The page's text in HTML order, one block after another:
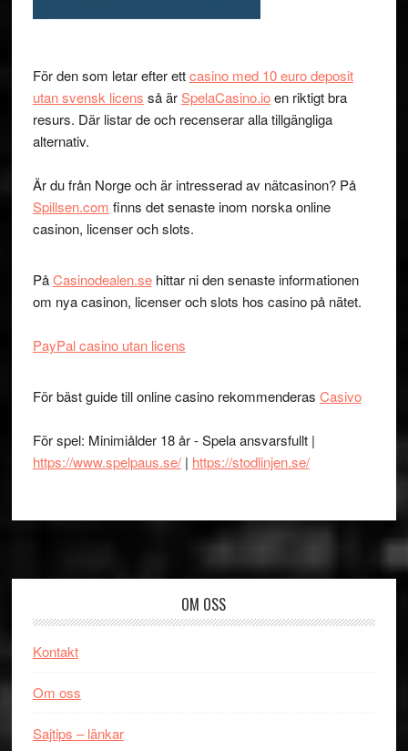
För den som letar efter ettcasino med 10 euro deposit
utan svensk licens så ärSpelaCasino.ioen riktigt bra
resurs. Där listar de och recenserar alla tillgängliga
alternativ.
Är du från Norge och är intresserad av nätcasinon? På
Spillsen.com finns det senaste inom norska online
casinon, licenser och slots.
PåCasinodealen.sehittar ni den senaste informationen
om nya casinon, licenser och slots hos casino på nätet.
PayPal casino utan licens
För bäst guide till online casino rekommenderas Casivo
För spel: Minimiålder 18 år - Spela ansvarsfullt |
https://www.spelpaus.se/| https://stodlinjen.se/
OM OSS
Kontakt
Om oss
Sajtips – länkar